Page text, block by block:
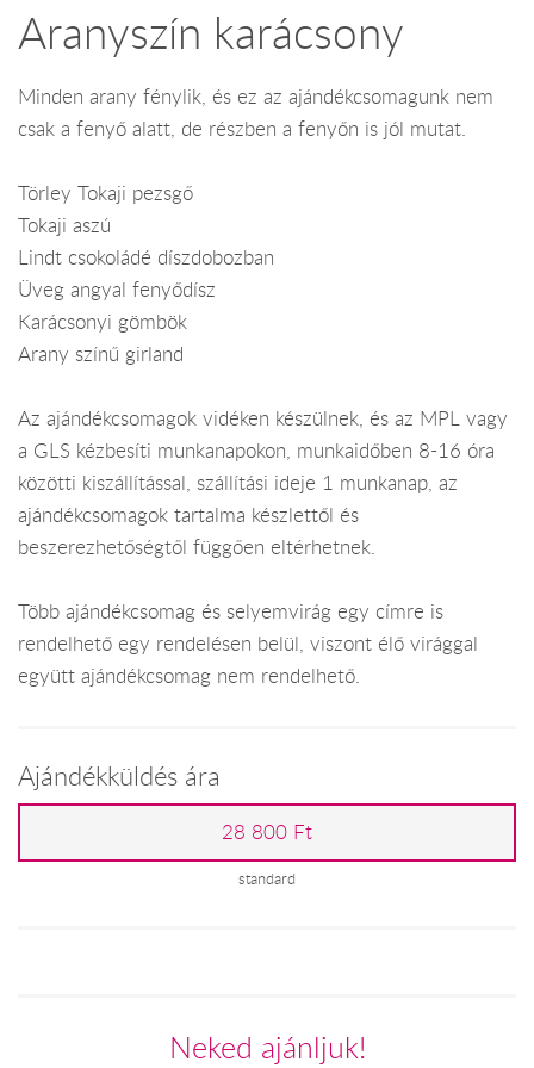
Aranyszín karácsony
Minden arany fénylik, és ez az ajándékcsomagunk nem
csak a fenyő alatt, de részben a fenyőn is jól mutat.
Törley Tokaji pezsgő
Tokaji aszú
Lindt csokoládé díszdobozban
Üveg angyal fenyődísz
Karácsonyi gömbök
Arany színű girland
Az ajándékcsomagok vidéken készülnek, és az MPL vagy
a GLS kézbesíti munkanapokon, munkaidőben 8-16 óra
közötti kiszállítással, szállítási ideje 1 munkanap, az
ajándékcsomagok tartalma készlettől és
beszerezhetőségtől függően eltérhetnek.
Több ajándékcsomag és selyemvirág egy címre is
rendelhető egy rendelésen belül, viszont élő virággal
együtt ajándékcsomag nem rendelhető.
Ajándékküldés ára
28 800 Ft
standard
Neked ajánljuk!